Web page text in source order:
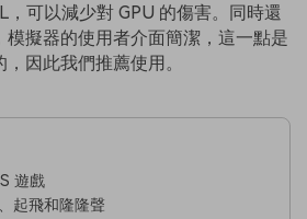
可以減少對 GPU 的傷害。同時還
擬器的使用者介面簡潔，這一點是
因此我們推薦使用。
遊戲
起飛和隆隆聲